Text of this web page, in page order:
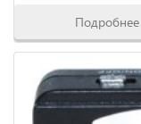
Подробнее